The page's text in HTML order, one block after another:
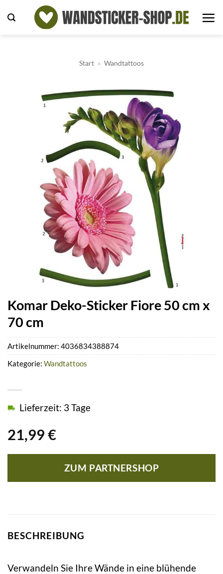
Inhalt
Start » Wandtattoos
Komar Deko-Sticker Fiore 50 cm x
70 cm
21,99 €
Lieferzeit: 3 Tage
ZUM PARTNERSHOP
Artikelnummer: 4036834388874
Kategorie: Wandtattoos
BESCHREIBUNG
Verwandeln Sie Ihre Wände in eine blühende